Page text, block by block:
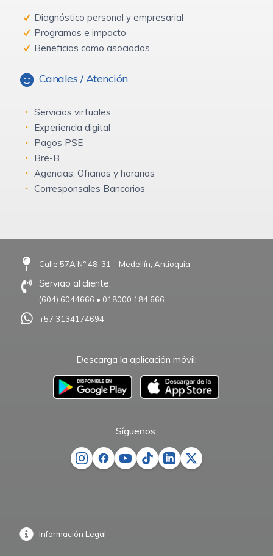
Diagnóstico personal y empresarial
Programas e impacto
Beneficios como asociados
Canales / Atención
Servicios virtuales
Experiencia digital
Pagos PSE
Bre-B
Agencias: Oficinas y horarios
Corresponsales Bancarios
Calle 57A N° 48-31 – Medellín, Antioquia
Servicio al cliente:
(604) 6044666 • 018000 184 666
+57 3134174694
Descarga la aplicación móvil:
–
Síguenos:
Información Legal